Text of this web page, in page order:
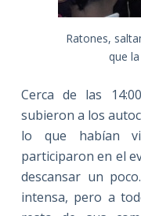
Ratones,
que
Cerca de las
subieron a los
lo que habían
participaron en el
descansar un
intensa, pero a